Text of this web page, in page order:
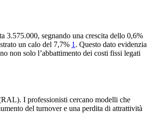
3.575.000, segnando una crescita dello 0,6%
un calo del 7,7% 1. Questo dato evidenzia
non solo l’abbattimento dei costi fissi legati
I professionisti cercano modelli che
del turnover e una perdita di attrattività